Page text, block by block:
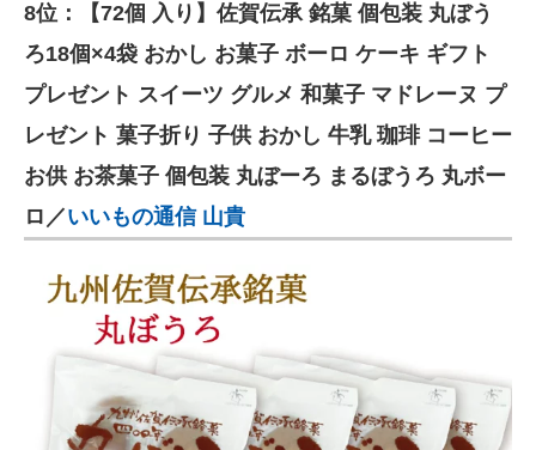
8位：【72個 入り】佐賀伝承 銘菓 個包装 丸ぼう
ろ18個×4袋 おかし お菓子 ボーロ ケーキ ギフト
プレゼント スイーツ グルメ 和菓子 マドレーヌ プ
レゼント 菓子折り 子供 おかし 牛乳 珈琲 コーヒー
お供 お茶菓子 個包装 丸ぼーろ まるぼうろ 丸ボー
ロ／いいもの通信 山貴